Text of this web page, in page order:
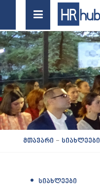
მთავარი - სიახლეები
ᲡᲘᲐᲮᲚᲔᲔᲑᲘ